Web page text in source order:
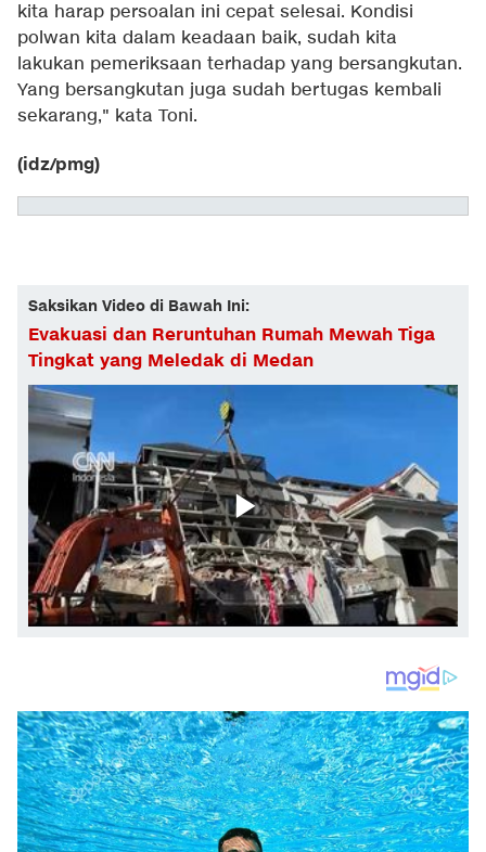
kita harap persoalan ini cepat selesai. Kondisi
polwan kita dalam keadaan baik, sudah kita
lakukan pemeriksaan terhadap yang bersangkutan.
Yang bersangkutan juga sudah bertugas kembali
sekarang," kata Toni.
(idz/pmg)
Saksikan Video di Bawah Ini:
Evakuasi dan Reruntuhan Rumah Mewah Tiga
Tingkat yang Meledak di Medan